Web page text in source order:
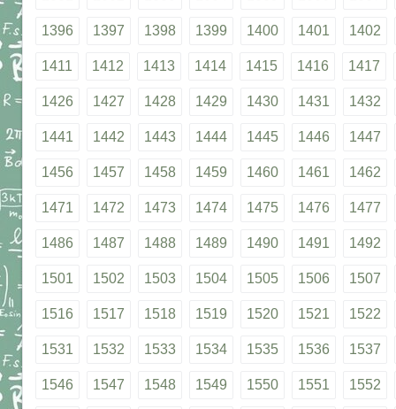
1396 1397 1398 1399 1400 1401 1402
1411 1412 1413 1414 1415 1416 1417
1426 1427 1428 1429 1430 1431 1432
1441 1442 1443 1444 1445 1446 1447
1456 1457 1458 1459 1460 1461 1462
1471 1472 1473 1474 1475 1476 1477
1486 1487 1488 1489 1490 1491 1492
1501 1502 1503 1504 1505 1506 1507
1516 1517 1518 1519 1520 1521 1522
1531 1532 1533 1534 1535 1536 1537
1546 1547 1548 1549 1550 1551 1552